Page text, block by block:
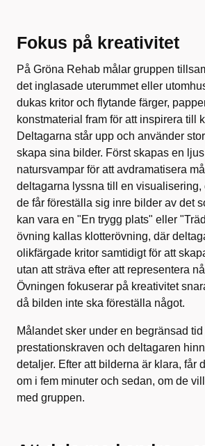
Fokus på kreativitet
På Gröna Rehab målar gruppen
det inglasade uterummet eller
dukas kritor och flytande färger,
konstmaterial fram för att inspirera till
Deltagarna står upp och använder
skapa sina bilder. Först skapas en
natursvampar för att avdramatisera
deltagarna lyssna till en visualisering,
de får föreställa sig inre bilder av det
kan vara en "En trygg plats" eller
övning kallas klotterövning, där
olikfärgade kritor samtidigt för att
utan att sträva efter att representera
Övningen fokuserar på kreativitet
då bilden inte ska föreställa något.
Målandet sker under en begränsad
prestationskraven och deltagaren
detaljer. Efter att bilderna är klara, får
om i fem minuter och sedan, om de
med gruppen.